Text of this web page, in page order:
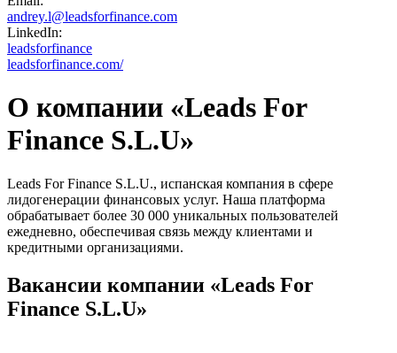
andrey.l@leadsforfinance.com
LinkedIn:
leadsforfinance
leadsforfinance.com/
О компании «Leads For
Finance S.L.U»
Leads For Finance S.L.U., испанская компания в сфере
лидогенерации финансовых услуг. Наша платформа
обрабатывает более 30 000 уникальных пользователей
ежедневно, обеспечивая связь между клиентами и
кредитными организациями.
Вакансии компании «Leads For
Finance S.L.U»